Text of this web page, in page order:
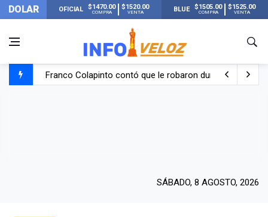
DOLAR OFICIAL $1470.00
COMPRA
$1520.00
VENTA BLUE $1505.00
COMPRA
$1525.00
VENTA
Franco Colapinto contó que le robaron durante sus
SÁBADO, 8 AGOSTO, 2026